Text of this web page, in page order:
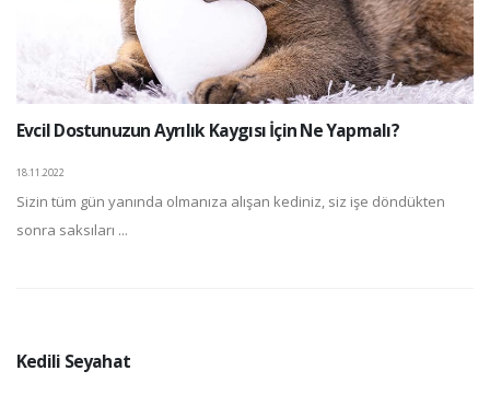
Evcil Dostunuzun Ayrılık Kaygısı İçin Ne Yapmalı?
18.11.2022
Sizin tüm gün yanında olmanıza alışan kediniz, siz işe döndükten
sonra saksıları ...
Kedili Seyahat